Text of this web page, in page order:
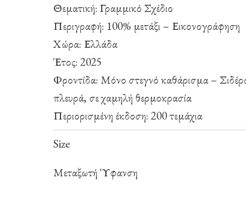
Θεματική: Γραμμικό Σχέδιο
Περιγραφή: 100% μετάξι – Εικονογράφηση
Χώρα: Ελλάδα
Έτος: 2025
Φροντίδα: Μόνο στεγνό καθάρισμα –
πλευρά, σε χαμηλή θερμοκρασία
Περιορισμένη έκδοση: 200 τεμάχια
Size
Μεταξωτή Ύφανση